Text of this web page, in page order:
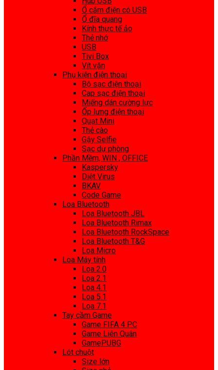
Ổ cắm điện có USB
Ổ đĩa quang
Kính thực tế ảo
Thẻ nhớ
USB
Tivi Box
Vít vặn
Phụ kiện điện thoại
Bộ sạc điện thoại
Cap sạc điện thoại
Miếng dán cường lực
Ốp lưng điện thoại
Quạt Mini
Thẻ cào
Gậy Selfie
Sạc dự phòng
Phần Mềm, WIN , OFFICE
Kaspersky
Diệt Virus
BKAV
Code Game
Loa Bluetooth
Loa Bluetooth JBL
Loa Bluetooth Rimax
Loa Bluetooth RockSpace
Loa Bluetooth T&G
Loa Micro
Loa Máy tính
Loa 2.0
Loa 2.1
Loa 4.1
Loa 5.1
Loa 7.1
Tay cầm Game
Game FIFA 4 PC
Game Liên Quân
GamePUBG
Lót chuột
Size lớn